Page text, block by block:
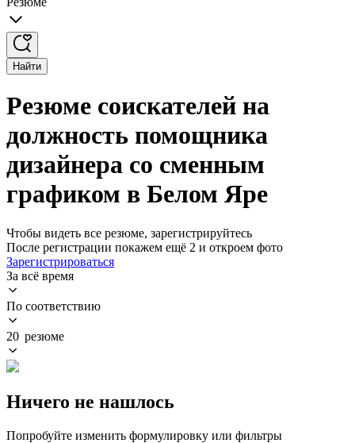
Найти
Резюме соискателей на
должность помощника
дизайнера со сменным
графиком в Белом Яре
Чтобы видеть все резюме, зарегистрируйтесь
После регистрации покажем ещё 2 и откроем фото
Зарегистрироваться
За всё время
По соответствию
20 резюме
Ничего не нашлось
Попробуйте изменить формулировку или фильтры